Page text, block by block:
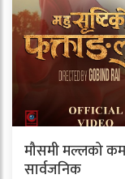
मौसमी मल्लको
सार्वजनिक